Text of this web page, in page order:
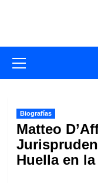
primario
Biografías
Matteo
Huella en